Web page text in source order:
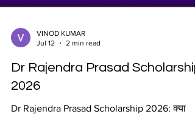
VINOD KUMAR
Jul 12
Dr Rajendra Prasad Scholarship